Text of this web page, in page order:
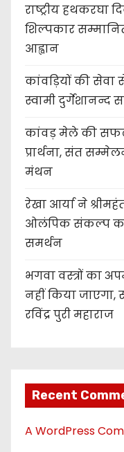
राष्ट्रीय हथकरघा
शिल्पकार
आह्वान
कांवड़ियों की सेवा
स्वामी दुर्गेशानन्द
कांवड़ मेले की
प्रार्थना, संत
मंथन
रेखा आर्या ने
ओलंपिक संकल्प
समर्थन
भगवा वस्त्रों का
नहीं किया जाएगा,
रविंद्र पुरी महाराज
Recent
A WordPress